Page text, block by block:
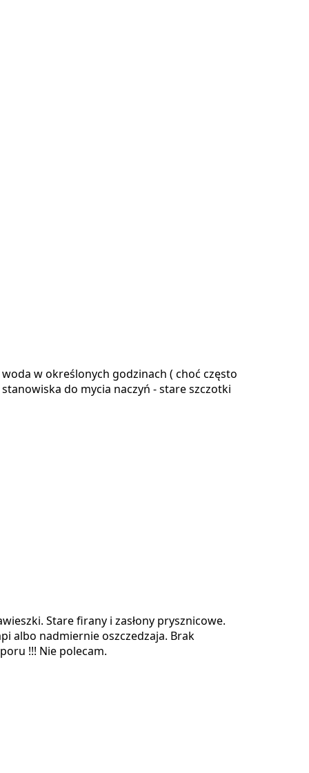
w określonych godzinach ( choć często
do mycia naczyń - stare szczotki
Stare firany i zasłony prysznicowe.
albo nadmiernie oszczedzaja. Brak
!!! Nie polecam.